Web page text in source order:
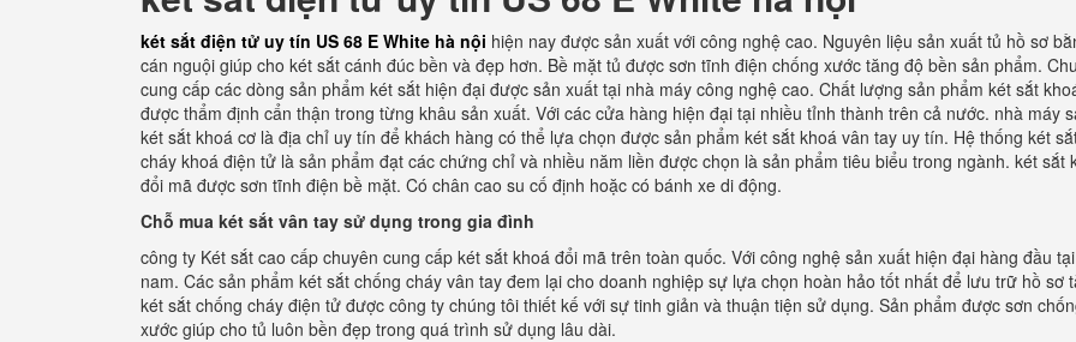
két sắt điện tử uy tín US 68 E White hà nội hiện nay được sản xuất với công nghệ cao. Nguyên liệu sản xuất tủ hồ sơ
cán nguội giúp cho két sắt cánh đúc bền và đẹp hơn. Bề mặt tủ được sơn tĩnh điện chống xước tăng độ bền sản phẩm.
cung cấp các dòng sản phẩm két sắt hiện đại được sản xuất tại nhà máy công nghệ cao. Chất lượng sản phẩm két sắt
được thẩm định cẩn thận trong từng khâu sản xuất. Với các cửa hàng hiện đại tại nhiều tỉnh thành trên cả nước. nhà máy
két sắt khoá cơ là địa chỉ uy tín để khách hàng có thể lựa chọn được sản phẩm két sắt khoá vân tay uy tín. Hệ thống két
cháy khoá điện tử là sản phẩm đạt các chứng chỉ và nhiều năm liền được chọn là sản phẩm tiêu biểu trong ngành. két sắt
đổi mã được sơn tĩnh điện bề mặt. Có chân cao su cố định hoặc có bánh xe di động.
Chỗ mua két sắt vân tay sử dụng trong gia đình
công ty Két sắt cao cấp chuyên cung cấp két sắt khoá đổi mã trên toàn quốc. Với công nghệ sản xuất hiện đại hàng đầu
nam. Các sản phẩm két sắt chống cháy vân tay đem lại cho doanh nghiệp sự lựa chọn hoàn hảo tốt nhất để lưu trữ hồ sơ
két sắt chống cháy điện tử được công ty chúng tôi thiết kế với sự tinh giản và thuận tiện sử dụng. Sản phẩm được sơn
xước giúp cho tủ luôn bền đẹp trong quá trình sử dụng lâu dài.